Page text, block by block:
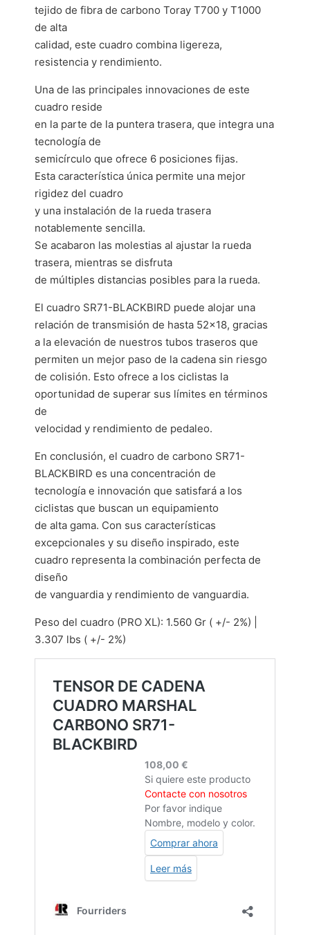
tejido de fibra de carbono Toray T700 y T1000
de alta
calidad, este cuadro combina ligereza,
resistencia y rendimiento.
Una de las principales innovaciones de este
cuadro reside
en la parte de la puntera trasera, que integra una
tecnología de
semicírculo que ofrece 6 posiciones fijas.
Esta característica única permite una mejor
rigidez del cuadro
y una instalación de la rueda trasera
notablemente sencilla.
Se acabaron las molestias al ajustar la rueda
trasera, mientras se disfruta
de múltiples distancias posibles para la rueda.
El cuadro SR71-BLACKBIRD puede alojar una
relación de transmisión de hasta 52×18, gracias
a la elevación de nuestros tubos traseros que
permiten un mejor paso de la cadena sin riesgo
de colisión. Esto ofrece a los ciclistas la
oportunidad de superar sus límites en términos
de
velocidad y rendimiento de pedaleo.
En conclusión, el cuadro de carbono SR71-
BLACKBIRD es una concentración de
tecnología e innovación que satisfará a los
ciclistas que buscan un equipamiento
de alta gama. Con sus características
excepcionales y su diseño inspirado, este
cuadro representa la combinación perfecta de
diseño
de vanguardia y rendimiento de vanguardia.
Peso del cuadro (PRO XL): 1.560 Gr ( +/- 2%) |
3.307 lbs ( +/- 2%)